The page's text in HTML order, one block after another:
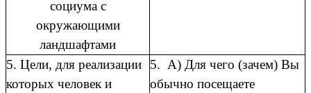
социума с
окружающими
ландшафтами
5. Цели, для реализации
которых человек и
5. А) Для чего (зачем) Вы
обычно посещаете